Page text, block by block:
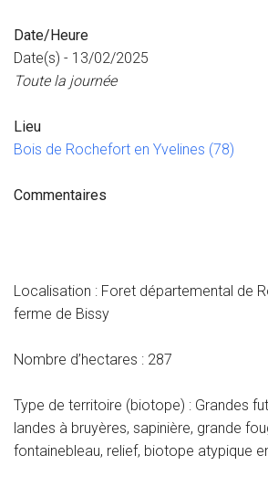
Date/Heure
Date(s) - 13/02/2025
Toute la journée
Lieu
Bois de Rochefort en Yvelines (78)
Commentaires
Localisation : Foret départemental de
ferme de Bissy
Nombre d’hectares : 287
Type de territoire (biotope) : Grandes
landes à bruyères, sapinière, grande
fontainebleau, relief, biotope atypique